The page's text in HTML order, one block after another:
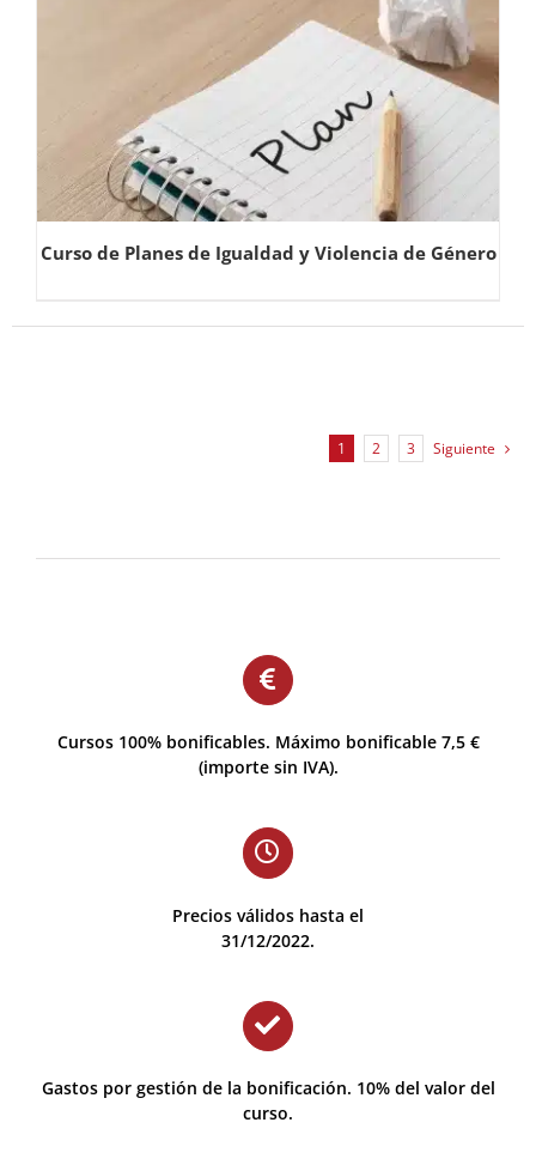
Curso de Planes de Igualdad y Violencia de Género
1 2 3 Siguiente
Cursos 100% bonificables. Máximo bonificable 7,5 €
(importe sin IVA).
Precios válidos hasta el
31/12/2022.
Gastos por gestión de la bonificación. 10% del valor del
curso.